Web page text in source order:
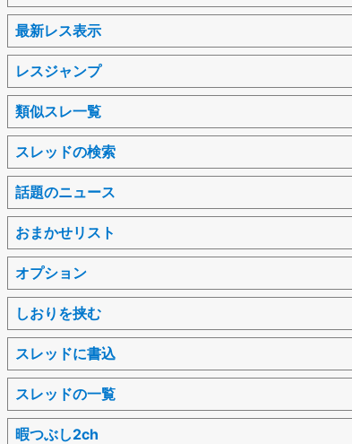
最新レス表示
レスジャンプ
類似スレ一覧
スレッドの検索
話題のニュース
おまかせリスト
オプション
しおりを挟む
スレッドに書込
スレッドの一覧
暇つぶし2ch